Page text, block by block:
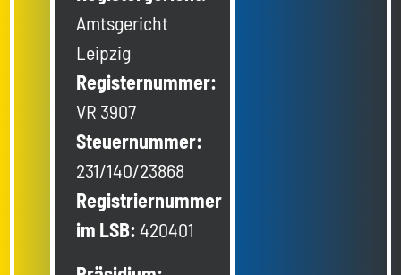
Amtsgericht
Leipzig
Registernummer:
VR 3907
Steuernummer:
231/140/23868
Registriernummer
im LSB:420401